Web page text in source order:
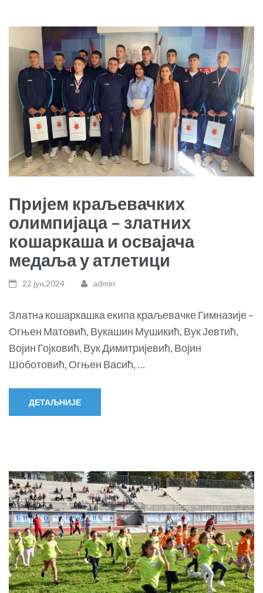
Пријем краљевачких
олимпијаца – златних
кошаркаша и освајача
медаља у атлетици
22 јун,2024 admin
Златнa кошаркашка екипа краљевачке Гимназије –
Огњен Матовић, Вукашин Мушикић, Вук Јевтић,
Војин Гојковић, Вук Димитријевић, Војин
Шоботовић, Огњен Васић, …
ДЕТАЉНИЈЕ